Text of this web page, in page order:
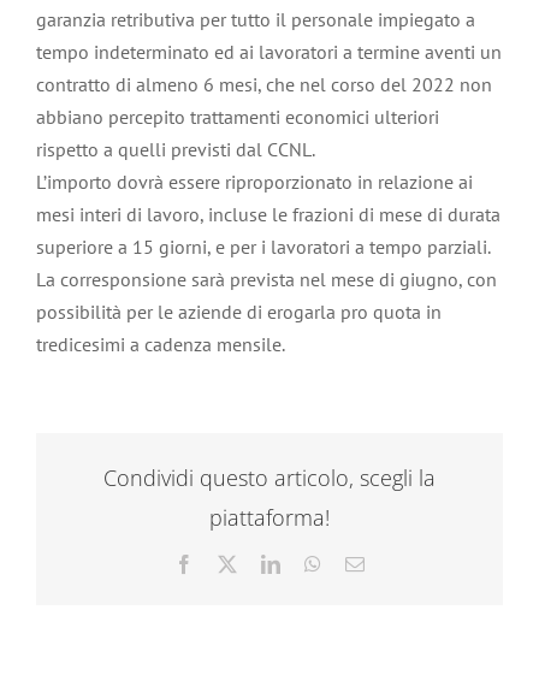
garanzia retributiva per tutto il personale impiegato a
tempo indeterminato ed ai lavoratori a termine aventi un
contratto di almeno 6 mesi, che nel corso del 2022 non
abbiano percepito trattamenti economici ulteriori
rispetto a quelli previsti dal CCNL.
L’importo dovrà essere riproporzionato in relazione ai
mesi interi di lavoro, incluse le frazioni di mese di durata
superiore a 15 giorni, e per i lavoratori a tempo parziali.
La corresponsione sarà prevista nel mese di giugno, con
possibilità per le aziende di erogarla pro quota in
tredicesimi a cadenza mensile.
Condividi questo articolo, scegli la
piattaforma!
Facebook LinkedInWhatsApp
Email